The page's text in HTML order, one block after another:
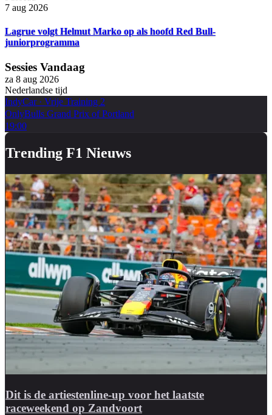
7 aug 2026
Lagrue volgt Helmut Marko op als hoofd Red Bull-
juniorprogramma
Sessies Vandaag
za 8 aug 2026
Nederlandse tijd
IndyCar· Vrije Training 2
OnlyBulls Grand Prix of Portland
19:00
Trending F1 Nieuws
Dit is de artiestenline-up voor het laatste
raceweekend op Zandvoort